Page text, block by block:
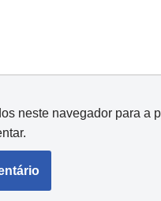
neste navegador para a